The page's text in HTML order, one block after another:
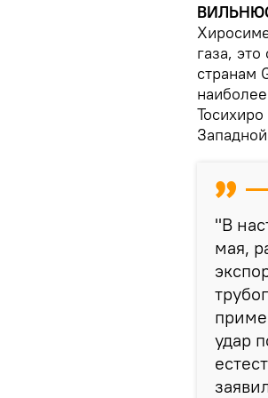
газа,
странам
"В
мая,
удар